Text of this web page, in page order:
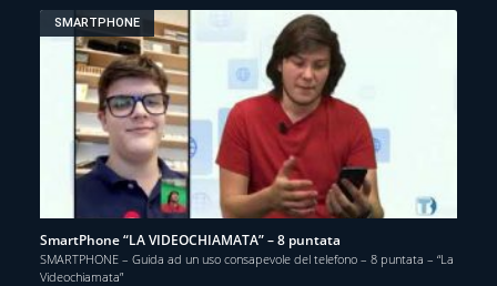
SMARTPHONE
SmartPhone “LA VIDEOCHIAMATA” – 8 puntata
SMARTPHONE – Guida ad un uso consapevole del telefono – 8 puntata – “La
Videochiamata”